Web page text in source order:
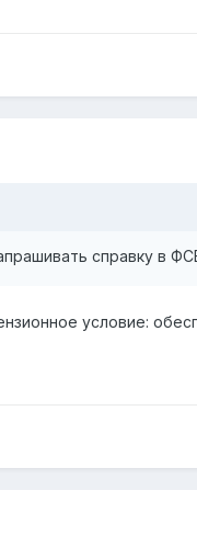
справку в
условие: